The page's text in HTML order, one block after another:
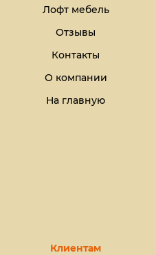
Лофт мебель
Отзывы
Контакты
О компании
На главную
Клиентам